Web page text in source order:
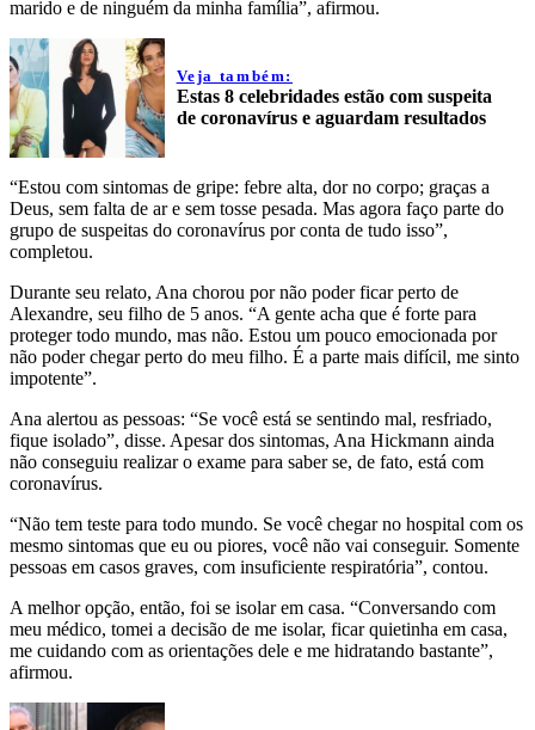
marido e de ninguém da minha família”, afirmou.
Veja também:
Estas 8 celebridades estão com suspeita
de coronavírus e aguardam resultados
“Estou com sintomas de gripe: febre alta, dor no corpo; graças a
Deus, sem falta de ar e sem tosse pesada. Mas agora faço parte do
grupo de suspeitas do coronavírus por conta de tudo isso”,
completou.
Durante seu relato, Ana chorou por não poder ficar perto de
Alexandre, seu filho de 5 anos. “A gente acha que é forte para
proteger todo mundo, mas não. Estou um pouco emocionada por
não poder chegar perto do meu filho. É a parte mais difícil, me sinto
impotente”.
Ana alertou as pessoas: “Se você está se sentindo mal, resfriado,
fique isolado”, disse. Apesar dos sintomas, Ana Hickmann ainda
não conseguiu realizar o exame para saber se, de fato, está com
coronavírus.
“Não tem teste para todo mundo. Se você chegar no hospital com os
mesmo sintomas que eu ou piores, você não vai conseguir. Somente
pessoas em casos graves, com insuficiente respiratória”, contou.
A melhor opção, então, foi se isolar em casa. “Conversando com
meu médico, tomei a decisão de me isolar, ficar quietinha em casa,
me cuidando com as orientações dele e me hidratando bastante”,
afirmou.